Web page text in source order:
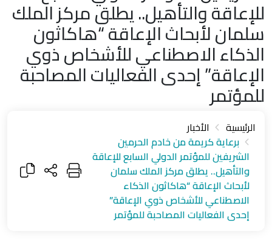
للإعاقة والتأهيل.. يطلق مركز الملك
سلمان لأبحاث الإعاقة “هاكاثون
الذكاء الاصطناعي للأشخاص ذوي
الإعاقة” إحدى الفعاليات المصاحبة
للمؤتمر
الرئيسية
الأخبار
برعاية كريمة من خادم الحرمين
الشريفين للمؤتمر الدولي السابع للإعاقة
والتأهيل.. يطلق مركز الملك سلمان
لأبحاث الإعاقة “هاكاثون الذكاء
الاصطناعي للأشخاص ذوي الإعاقة”
إحدى الفعاليات المصاحبة للمؤتمر